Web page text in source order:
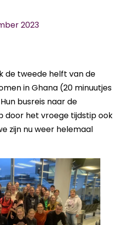
2023
de tweede helft van de
in Ghana (20 minuutjes
busreis naar de
door het vroege tijdstip ook
zijn nu weer helemaal